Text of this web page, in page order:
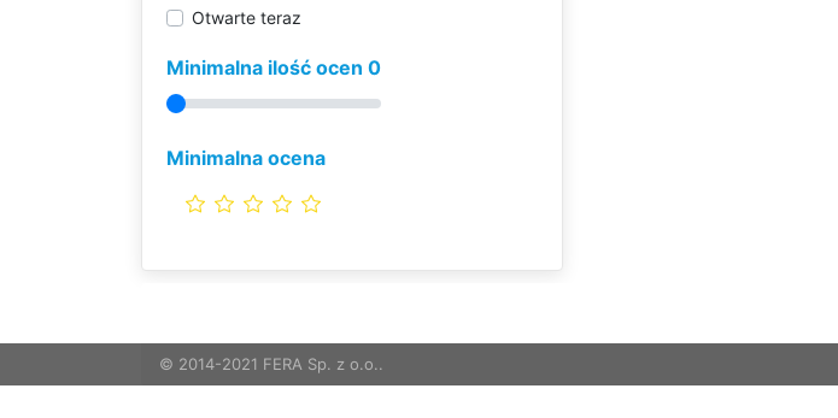
Otwarte teraz
Minimalna ilość ocen 0
Minimalna ocena
© 2014-2021 FERA Sp. z o.o..